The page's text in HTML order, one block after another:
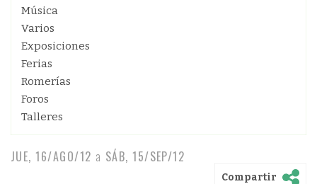
Música
Varios
Exposiciones
Ferias
Romerías
Foros
Talleres
JUE, 16/AGO/12 a SÁB, 15/SEP/12
Compartir